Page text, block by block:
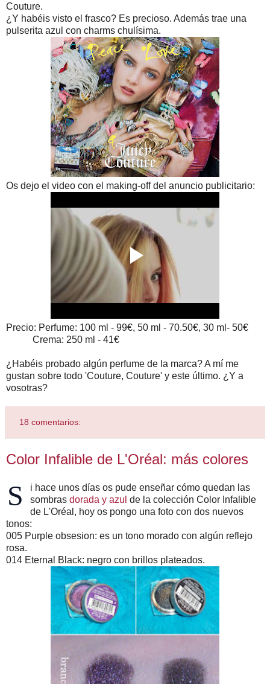
Couture.
¿Y habéis visto el frasco? Es precioso. Además trae una
pulserita azul con charms chulísima.
Os dejo el video con el making-off del anuncio publicitario:
Precio: Perfume: 100 ml - 99€, 50 ml - 70.50€, 30 ml- 50€
Crema: 250 ml - 41€
¿Habéis probado algún perfume de la marca? A mí me
gustan sobre todo 'Couture, Couture' y este último. ¿Y a
vosotras?
18 comentarios:
Color Infalible de L'Oréal: más colores
S
i hace unos días os pude enseñar cómo quedan las
sombras dorada y azul de la colección Color Infalible
de L'Oréal, hoy os pongo una foto con dos nuevos
tonos:
005 Purple obsesion: es un tono morado con algún reflejo
rosa.
014 Eternal Black: negro con brillos plateados.